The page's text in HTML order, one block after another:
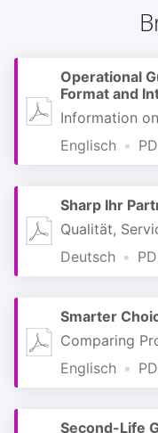
Operational
Format and
Information
Englisch
Sharp Ihr
Qualität,
Deutsch
Smarter
Comparing
Englisch
Second-Life